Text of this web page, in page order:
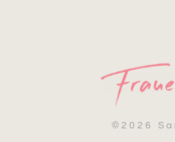
© 2026